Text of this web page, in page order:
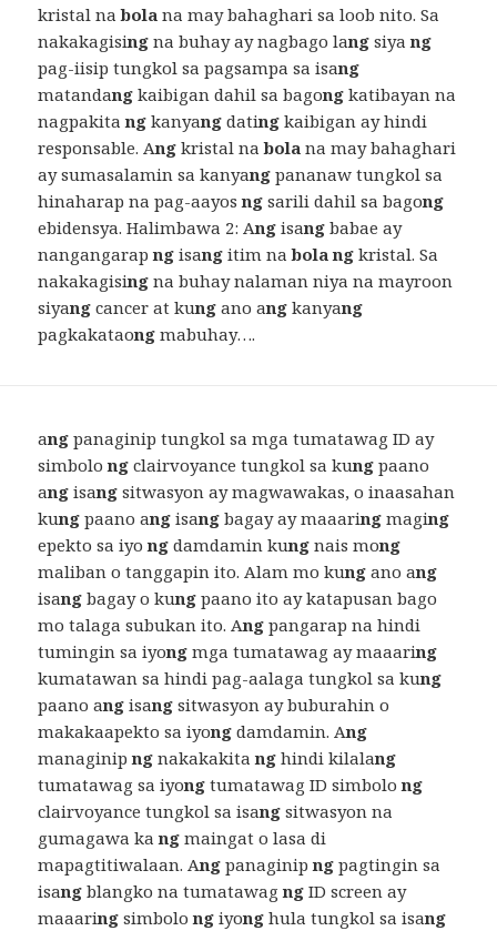
kristal nabola na may bahaghari sa loob nito. Sa
nakakagising na buhay ay nagbago lang siyang
pag-iisip tungkol sa pagsampa sa isang
matandang kaibigan dahil sa bagong katibayan na
nagpakitang kanyang dating kaibigan ay hindi
responsable. Ang kristal nabola na may bahaghari
ay sumasalamin sa kanyang pananaw tungkol sa
hinaharap na pag-aayosng sarili dahil sa bagong
ebidensya. Halimbawa 2: Ang isang babae ay
nangangarapng isang itim nabola ng kristal. Sa
nakakagising na buhay nalaman niya na mayroon
siyang cancer at kung ano ang kanyang
pagkakataong mabuhay….
ang panaginip tungkol sa mga tumatawag ID ay
simbolong clairvoyance tungkol sa kung paano
ang isang sitwasyon ay magwawakas, o inaasahan
kung paano ang isang bagay ay maaaring maging
epekto sa iyong damdamin kung nais mong
maliban o tanggapin ito. Alam mo kung ano ang
isang bagay o kung paano ito ay katapusan bago
mo talaga subukan ito. Ang pangarap na hindi
tumingin sa iyong mga tumatawag ay maaaring
kumatawan sa hindi pag-aalaga tungkol sa kung
paano ang isang sitwasyon ay buburahin o
makakaapekto sa iyong damdamin. Ang
managinipng nakakakitang hindi kilalang
tumatawag sa iyong tumatawag ID simbolong
clairvoyance tungkol sa isang sitwasyon na
gumagawa kang maingat o lasa di
mapagtitiwalaan. Ang panaginipng pagtingin sa
isang blangko na tumatawagng ID screen ay
maaaring simbolong iyong hula tungkol sa isang